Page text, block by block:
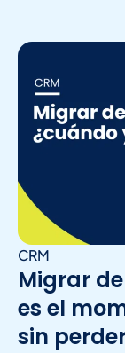
CRM
Migrar
es el
sin